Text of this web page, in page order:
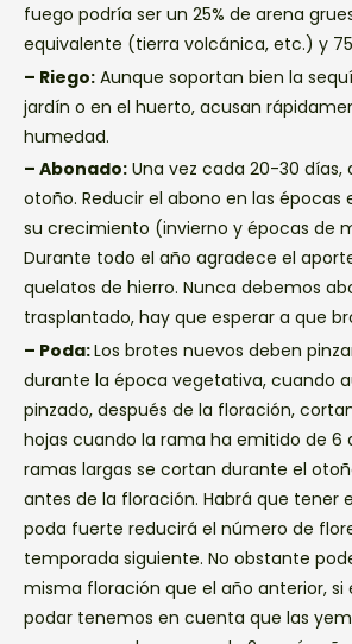
fuego podría ser un 25% de arena
equivalente (tierra volcánica, etc.) y
– Riego: Aunque soportan bien la
jardín o en el huerto, acusan
humedad.
– Abonado: Una vez cada 20-30 días,
otoño. Reducir el abono en las épocas
su crecimiento (invierno y épocas de
Durante todo el año agradece el
quelatos de hierro. Nunca debemos
trasplantado, hay que esperar a que
– Poda:Los brotes nuevos deben
durante la época vegetativa, cuando
pinzado, después de la floración,
hojas cuando la rama ha emitido de 6
ramas largas se cortan durante el
antes de la floración. Habrá que tener
poda fuerte reducirá el número de
temporada siguiente. No obstante
misma floración que el año anterior,
podar tenemos en cuenta que las